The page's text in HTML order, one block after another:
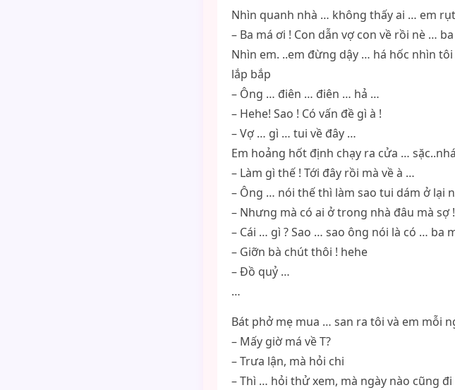
Nhìn quanh nhà … không thấy ai … em
– Ba má ơi ! Con dẫn vợ con về rồi nè …
Nhìn em. ..em đừng dậy … há hốc nhìn
lắp bắp
– Ông … điên … điên … hả …
– Hehe! Sao ! Có vấn đề gì à !
– Vợ … gì … tui về đây …
Em hoảng hốt định chạy ra cửa …
– Làm gì thế ! Tới đây rồi mà về à …
– Ông … nói thế thì làm sao tui dám ở lại
– Nhưng mà có ai ở trong nhà đâu mà sợ !
– Cái … gì ? Sao … sao ông nói là có … ba
– Giỡn bà chút thôi ! hehe
– Đồ quỷ …
…
Bát phở mẹ mua … san ra tôi và em mỗi
– Mấy giờ má về T?
– Trưa lận, mà hỏi chi
– Thì … hỏi thử xem, mà ngày nào cũng